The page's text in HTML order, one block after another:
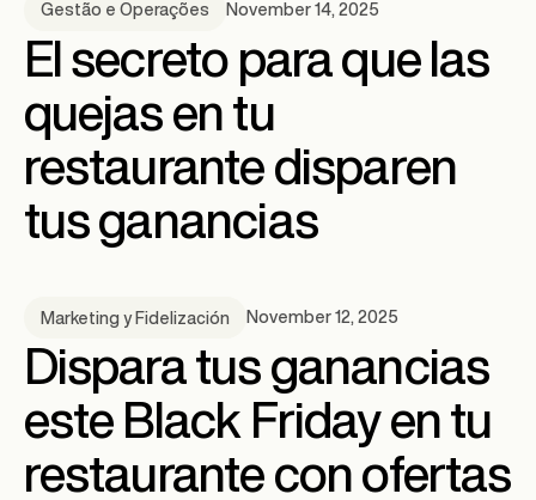
Gestão e Operações November 14, 2025
El secreto para que las
quejas en tu
restaurante disparen
tus ganancias
Marketing y Fidelización November 12, 2025
Dispara tus ganancias
este Black Friday en tu
restaurante con ofertas